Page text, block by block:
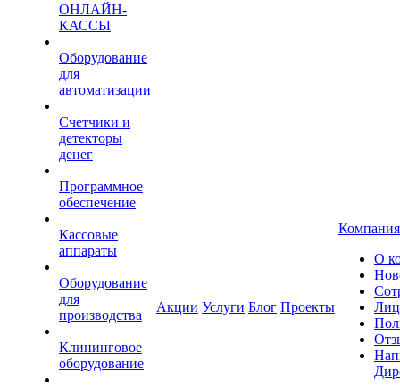
ОНЛАЙН-
КАССЫ
Оборудование
для
автоматизации
Счетчики и
детекторы
денег
Программное
обеспечение
Кассовые
аппараты
Оборудование
для
производства
Клининговое
оборудование
Акции Услуги Блог Проекты
Компания
О